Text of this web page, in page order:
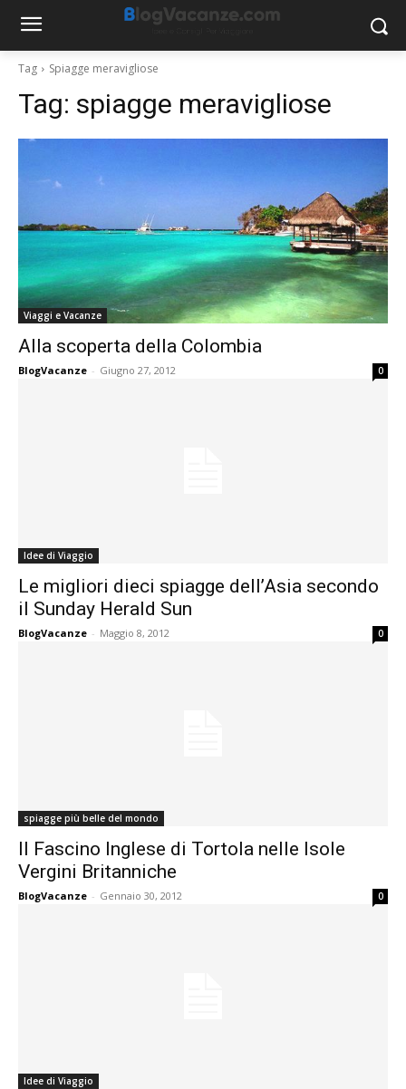
Tag Spiagge meravigliose
Tag: spiagge meravigliose
Viaggi e Vacanze
Alla scoperta della Colombia
BlogVacanze - Giugno 27, 2012 0
Idee di Viaggio
Le migliori dieci spiagge dell’Asia secondo
il Sunday Herald Sun
BlogVacanze - Maggio 8, 2012 0
spiagge più belle del mondo
Il Fascino Inglese di Tortola nelle Isole
Vergini Britanniche
BlogVacanze - Gennaio 30, 2012 0
Idee di Viaggio